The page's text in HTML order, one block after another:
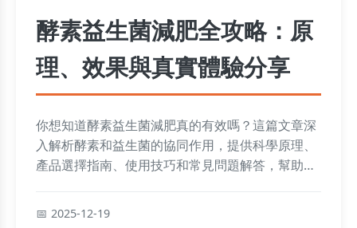
酵素益生菌減肥全攻略：原
理、效果與真實體驗分享
你想知道酵素益生菌減肥真的有效嗎？這篇文章深
入解析酵素和益生菌的協同作用，提供科學原理、
產品選擇指南、使用技巧和常見問題解答，幫助你
2025-12-19